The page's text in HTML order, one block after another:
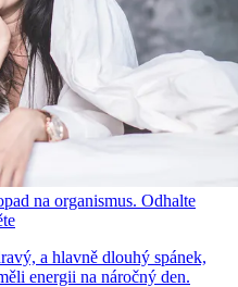
na organismus. Odhalte
a hlavně dlouhý spánek,
energii na náročný den.